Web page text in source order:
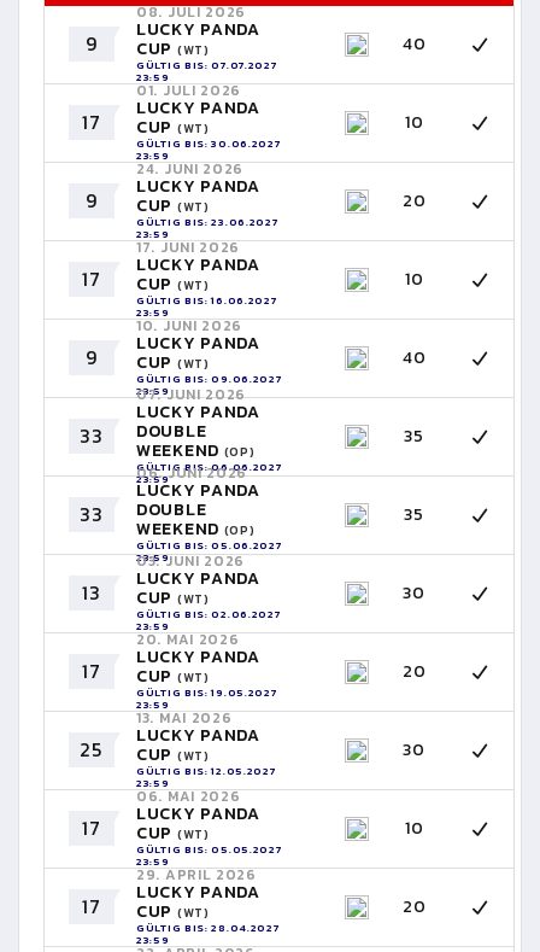
9
08. JULI 2026
LUCKY PANDA
CUP (WT)
GÜLTIG BIS: 07.07.2027
23:59
40
17
01. JULI 2026
LUCKY PANDA
CUP (WT)
GÜLTIG BIS: 30.06.2027
23:59
10
9
24. JUNI 2026
LUCKY PANDA
CUP (WT)
GÜLTIG BIS: 23.06.2027
23:59
20
17
17. JUNI 2026
LUCKY PANDA
CUP (WT)
GÜLTIG BIS: 16.06.2027
23:59
10
9
10. JUNI 2026
LUCKY PANDA
CUP (WT)
GÜLTIG BIS: 09.06.2027
23:59
40
33
07. JUNI 2026
LUCKY PANDA
DOUBLE
WEEKEND (OP)
GÜLTIG BIS: 06.06.2027
23:59
35
33
06. JUNI 2026
LUCKY PANDA
DOUBLE
WEEKEND (OP)
GÜLTIG BIS: 05.06.2027
23:59
35
13
03. JUNI 2026
LUCKY PANDA
CUP (WT)
GÜLTIG BIS: 02.06.2027
23:59
30
17
20. MAI 2026
LUCKY PANDA
CUP (WT)
GÜLTIG BIS: 19.05.2027
23:59
20
25
13. MAI 2026
LUCKY PANDA
CUP (WT)
GÜLTIG BIS: 12.05.2027
23:59
30
17
06. MAI 2026
LUCKY PANDA
CUP (WT)
GÜLTIG BIS: 05.05.2027
23:59
10
17
29. APRIL 2026
LUCKY PANDA
CUP (WT)
GÜLTIG BIS: 28.04.2027
23:59
20